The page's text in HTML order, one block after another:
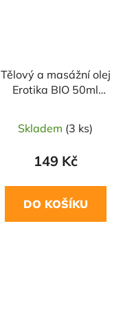
Tělový a masážní olej
Erotika BIO 50ml
Skladem (3 ks)
149 Kč
DO KOŠÍKU